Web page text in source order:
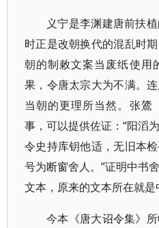
义宁是李渊建唐前扶
时正是改朝换代的混乱时
朝的制敕文案当废纸使用
果，令唐太宗大为不满。
当朝的更理所当然。张鷟
事，可以提供佐证：“阳滔
令史持库钥他适，无旧本
号为断窗舍人。”证明中书
文本，原来的文本所在就是
今本《唐大诏令集》